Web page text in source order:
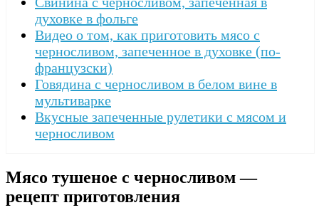
духовке в фольге
Видео о том, как приготовить мясо с
черносливом, запеченное в духовке (по-
французски)
Говядина с черносливом в белом вине в
мультиварке
Вкусные запеченные рулетики с мясом и
черносливом
Мясо тушеное с черносливом —
рецепт приготовления